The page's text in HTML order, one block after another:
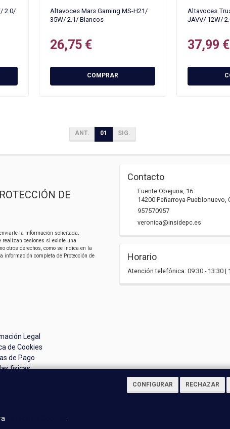
2.0/
Altavoces Mars Gaming MS-H21/
35W/ 2.1/ Blancos
26,75 €
COMPRAR
Altavoces
JAVV/ 12W/
37,99 €
ANT. 01 SIG.
CONFIGURAR RECHAZAR
DE
la información solicitada;
realizan cesiones si existe una
otros derechos, como se indica en la
información completa de Protección de
Legal
de Cookies
de Pago
fisicas
Contacto
Fuente Obejuna, 16
14200 Peñarroya-Pueblonuevo
957570957
veronica@insidepc.es
Horario
Atención telefónica: 09:30 - 13:30 |
B14701718 - Tfno: